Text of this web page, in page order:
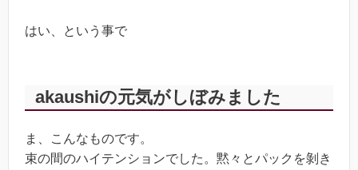
はい、という事で
akaushiの元気がしぼみました
ま、こんなものです。
束の間のハイテンションでした。黙々とパックを剝き